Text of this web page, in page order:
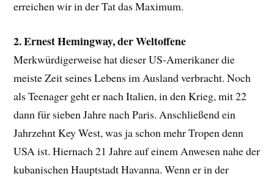
erreichen wir in der Tat das Maximum.
2. Ernest Hemingway, der Weltoffene
Merkwürdigerweise hat dieser US-Amerikaner die
meiste Zeit seines Lebens im Ausland verbracht. Noch
als Teenager geht er nach Italien, in den Krieg, mit 22
dann für sieben Jahre nach Paris. Anschließend ein
Jahrzehnt Key West, was ja schon mehr Tropen denn
USA ist. Hiernach 21 Jahre auf einem Anwesen nahe der
kubanischen Hauptstadt Havanna. Wenn er in der